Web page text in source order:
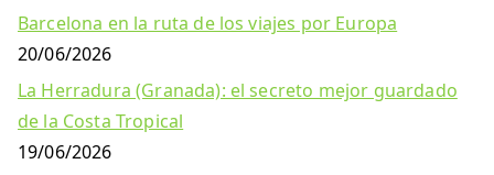
Barcelona en la ruta de los viajes por Europa
20/06/2026
La Herradura (Granada): el secreto mejor guardado
de la Costa Tropical
19/06/2026